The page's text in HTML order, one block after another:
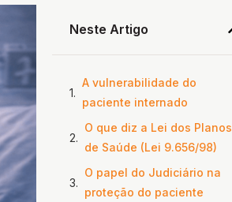
Neste Artigo
A vulnerabilidade do
paciente internado
O que diz a Lei dos Planos
de Saúde (Lei 9.656/98)
O papel do Judiciário na
proteção do paciente